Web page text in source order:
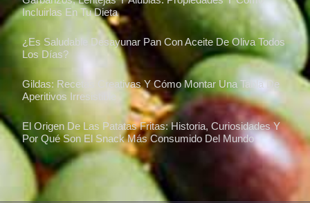
Incluirlas En Tu Dieta
¿Es Saludable Desayunar Pan Con Aceite De Oliva Todos
Los Días?
Gildas: Recetas Creativas Y Cómo Montar Una Tabla De
Aperitivos Irresistible
El Origen De Las Patatas Fritas: Historia, Curiosidades Y
Por Qué Son El Snack Más Consumido Del Mundo